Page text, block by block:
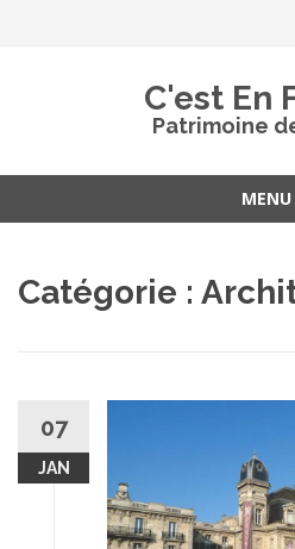
C'est En
Patrimoine
MENU
contenu
Catégorie :
07
JAN